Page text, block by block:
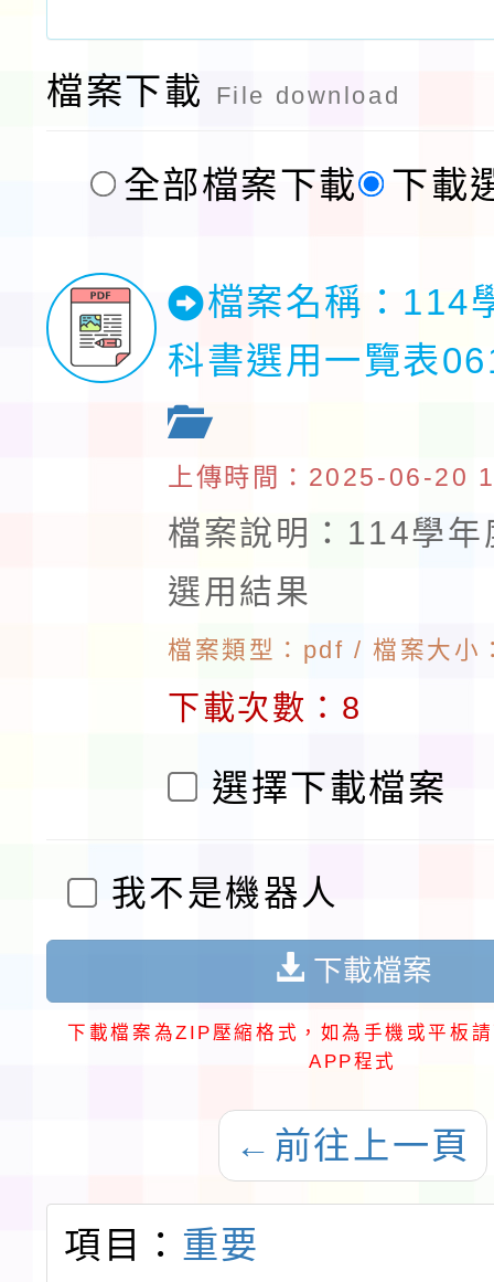
檔案下載 File download
全部檔案下載 下載
檔案名稱：114
科書選用一覽表
上傳時間：2025-06-20
檔案說明：114學年
選用結果
檔案類型：pdf / 檔案大小
下載次數：8
選擇下載檔案
我不是機器人
下載檔案
下載檔案為ZIP壓縮格式，如為手機或平板
APP程式
← 前往上一頁
項目： 重要